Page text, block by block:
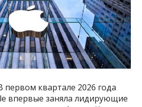
первом квартале 2026 года
впервые заняла лидирующие